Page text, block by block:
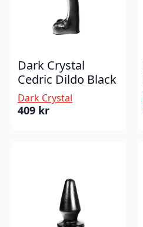
Dark Crystal
Cedric Dildo Black
Dark Crystal
409 kr